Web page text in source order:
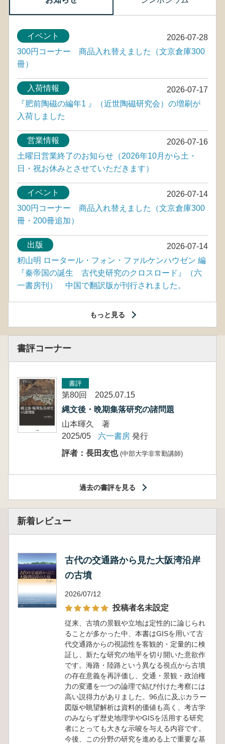
2026-07-28
イベント
300円コーナー 商品入れ替えました（文京倉庫300
冊）
2026-07-17
入荷情報
『肥前陶磁の編年1 』（近世陶磁研究会）の増刷が
入荷しました
2026-07-16
営業情報
土曜日営業終了のお知らせ（2026年10月から土・
日・祝お休みとさせていただきます）
2026-07-14
イベント
300円コーナー 商品入れ替えました（文京倉庫300
冊・200冊追加）
2026-07-14
出版
籾山明 ロータール・フォン・ファルケンハウゼン 編
『秦帝国の誕生 古代史研究のクロスロード』（六
一書房刊） 中国で翻訳版が刊行されました。
もっと見る
書評コーナー
書評
第80回 2025.07.15
縄文後・晩期集落研究の諸問題
山本暉久 著
2025/05
六一書房 発行
評者：長田友也 (中部大学非常勤講師)
過去の書評を見る
新着レビュー
古代の交通路から見た大阪湾沿岸
の古墳
2026/07/12
投稿者名未設定
従来、古墳の景観や立地は定性的に論じられ
ることが多かった中、本書はGISを用いて古
代交通路からの視認性を客観的・定量的に検
証し、新たな研究の地平を切り開いた意欲作
です。海路・陸路という異なる視点から古墳
の存在意義を再評価し、交通・景観・政治権
力の変遷を一つの論理で結び付けた考察には
高い説得力がありました。96点に及ぶカラー
図版や眺望解析は資料的価値も高く、考古学
のみならず歴史地理学やGISを活用する研究
者にとっても大きな示唆を与える内容です。
今後、この分野の研究を進める上で重要な基